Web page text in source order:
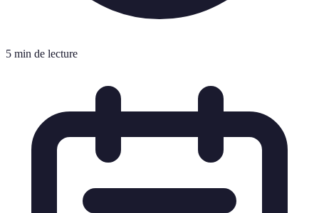
5 min de lecture